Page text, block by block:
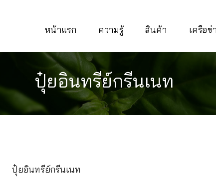
หน้าแรก ความรู้ สินค้า เครือ
ปุ๋ยอินทรีย์กรีนเนท
ปุ๋ยอินทรีย์กรีนเนท